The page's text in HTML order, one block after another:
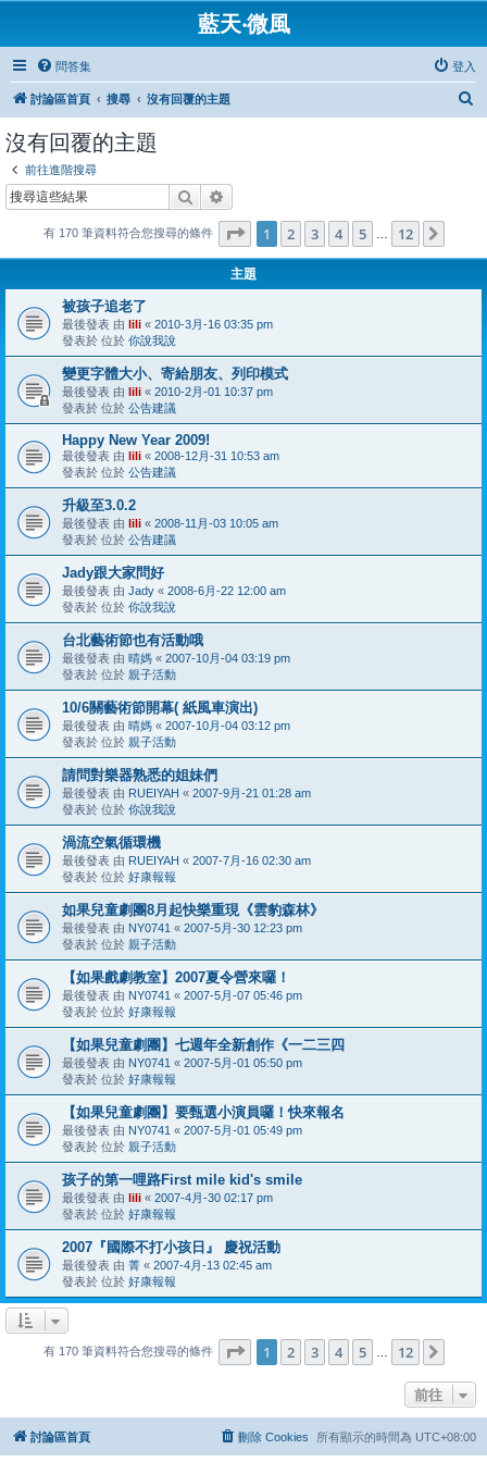
藍天‧微風
問答集 登入
討論區首頁 搜尋 沒有回覆的主題
沒有回覆的主題
前往進階搜尋
搜尋
有 170 筆資料符合您搜尋的條件 第 1 頁 (共12 頁)
1 2 3 4 5 12
主題
被孩子追老了
最後發表 由 lili « 2010-3月-16 03:35 pm
發表於 位於 你說我說
變更字體大小、寄給朋友、列印模式
最後發表 由 lili « 2010-2月-01 10:37 pm
發表於 位於 公告建議
Happy New Year 2009!
最後發表 由 lili « 2008-12月-31 10:53 am
發表於 位於 公告建議
升級至3.0.2
最後發表 由 lili « 2008-11月-03 10:05 am
發表於 位於 公告建議
Jady跟大家問好
最後發表 由 Jady « 2008-6月-22 12:00 am
發表於 位於 你說我說
台北藝術節也有活動哦
最後發表 由 晴媽 « 2007-10月-04 03:19 pm
發表於 位於 親子活動
10/6關藝術節開幕( 紙風車演出)
最後發表 由 晴媽 « 2007-10月-04 03:12 pm
發表於 位於 親子活動
請問對樂器熟悉的姐妹們
最後發表 由 RUEIYAH « 2007-9月-21 01:28 am
發表於 位於 你說我說
渦流空氣循環機
最後發表 由 RUEIYAH « 2007-7月-16 02:30 am
發表於 位於 好康報報
如果兒童劇團8月起快樂重現《雲豹森林》
最後發表 由 NY0741 « 2007-5月-30 12:23 pm
發表於 位於 親子活動
【如果戲劇教室】2007夏令營來囉！
最後發表 由 NY0741 « 2007-5月-07 05:46 pm
發表於 位於 好康報報
【如果兒童劇團】七週年全新創作《一二三四
最後發表 由 NY0741 « 2007-5月-01 05:50 pm
發表於 位於 好康報報
【如果兒童劇團】要甄選小演員囉！快來報名
最後發表 由 NY0741 « 2007-5月-01 05:49 pm
發表於 位於 親子活動
孩子的第一哩路First mile kid's smile
最後發表 由 lili « 2007-4月-30 02:17 pm
發表於 位於 好康報報
2007『國際不打小孩日』 慶祝活動
最後發表 由 菁 « 2007-4月-13 02:45 am
發表於 位於 好康報報
有 170 筆資料符合您搜尋的條件 第 1 頁 (共12 頁)
1 2 3 4 5 12
前往
討論區首頁 所有顯示的時間為 UTC+08:00
刪除 Cookies